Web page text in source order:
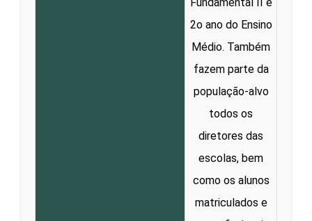
2o ano do Ensino
Médio. Também
fazem parte da
população-alvo
todos os
diretores das
escolas, bem
como os alunos
matriculados e